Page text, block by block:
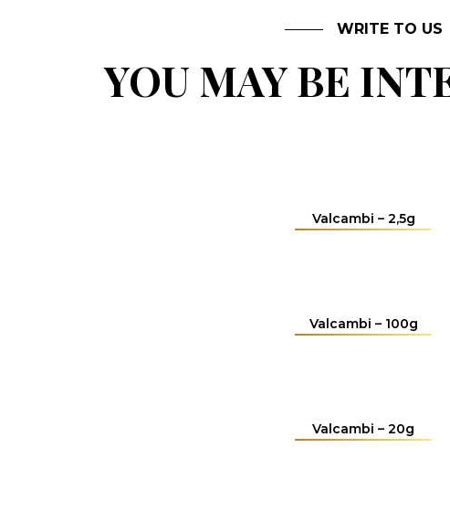
WRITE TO US
YOU MAY BE
Valcambi – 2,5g
Valcambi – 100g
Valcambi – 20g